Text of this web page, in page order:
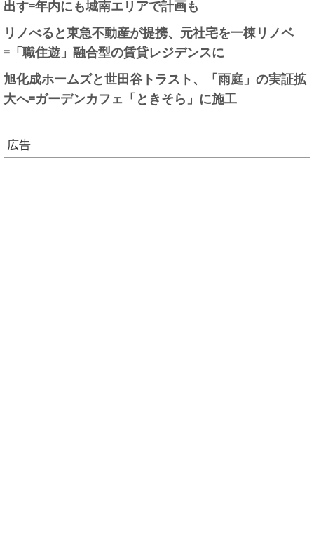
出す=年内にも城南エリアで計画も
リノべると東急不動産が提携、元社宅を一棟リノベ
=「職住遊」融合型の賃貸レジデンスに
旭化成ホームズと世田谷トラスト、「雨庭」の実証拡
大へ=ガーデンカフェ「ときそら」に施工
広告